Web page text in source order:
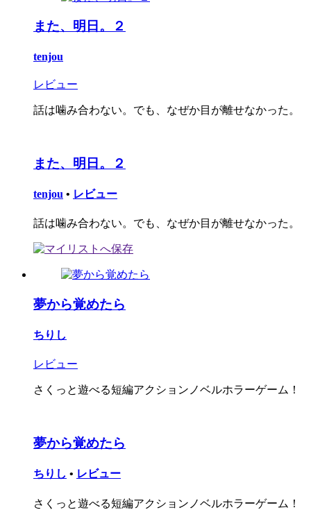
また、明日。２
tenjou
レビュー
話は噛み合わない。でも、なぜか目が離せなかった。
また、明日。２
tenjou • レビュー
話は噛み合わない。でも、なぜか目が離せなかった。
夢から覚めたら
ちりし
レビュー
さくっと遊べる短編アクションノベルホラーゲーム！
夢から覚めたら
ちりし • レビュー
さくっと遊べる短編アクションノベルホラーゲーム！